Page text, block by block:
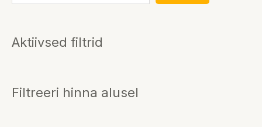
Aktiivsed filtrid
Filtreeri hinna alusel